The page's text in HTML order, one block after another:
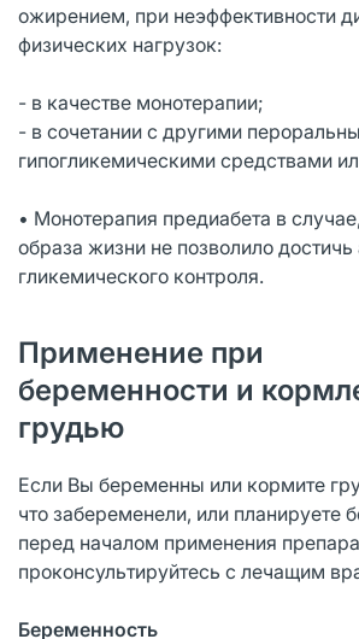
ожирением, при неэффективности
физических нагрузок:
- в качестве монотерапии;
- в сочетании с другими
гипогликемическими средствами
• Монотерапия предиабета в
образа жизни не позволило достичь
гликемического контроля.
Применение при
беременности и
грудью
Если Вы беременны или кормите
что забеременели, или планируете
перед началом применения
проконсультируйтесь с лечащим
Беременность